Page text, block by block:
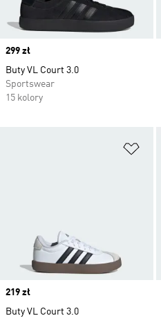
Price
299 zł
Buty VL Court 3.0
Sportswear
15 kolory
Price
219 zł
Buty VL Court 3.0